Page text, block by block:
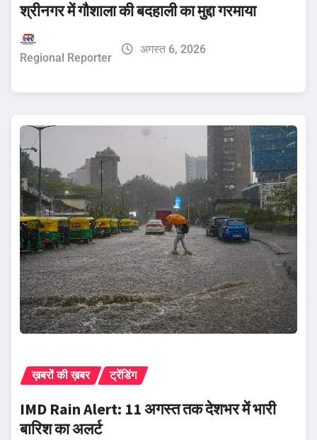
श्रीनगर में गौशाला की बदहाली का मुद्दा गरमाया
Regional Reporter
अगस्त 6, 2026
ख़बरों की ख़बर ट्रेंडिंग
IMD Rain Alert: 11 अगस्त तक देशभर में भारी
बारिश का अलर्ट